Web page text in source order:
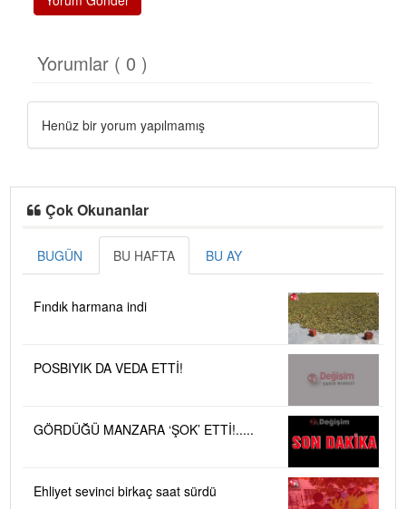
Yorumlar ( 0 )
Henüz bir yorum yapılmamış
Çok Okunanlar
BUGÜN BU HAFTA BU AY
Fındık harmana indi
POSBIYIK DA VEDA ETTİ!
GÖRDÜĞÜ MANZARA ‘ŞOK’ ETTİ!.....
Ehliyet sevinci birkaç saat sürdü